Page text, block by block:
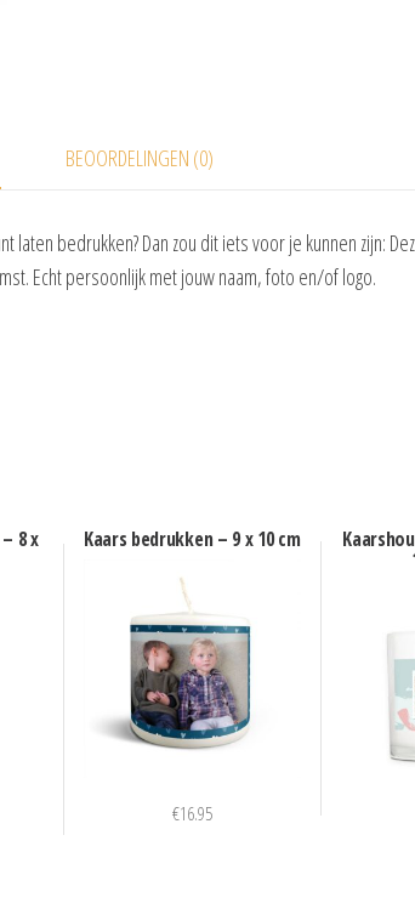
BEOORDELINGEN (0)
bedrukken? Dan zou dit iets voor je kunnen zijn:
Echt persoonlijk met jouw naam, foto en/of logo.
8 x Kaars bedrukken – 9 x 10 cm
€16.95